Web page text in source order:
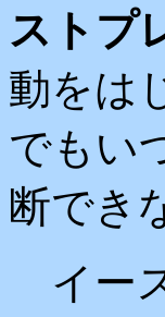
ストプ
動をは
でもい
断でき
イー